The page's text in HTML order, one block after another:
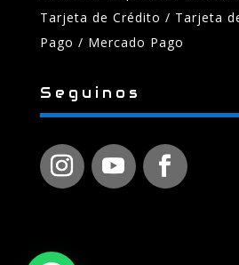
Tarjeta de Crédito / Tarjeta
Pago / Mercado Pago
Seguinos